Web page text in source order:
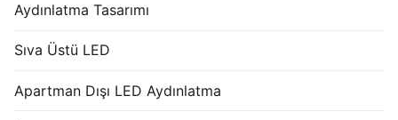
Aydınlatma Tasarımı
Sıva Üstü LED
Apartman Dışı LED Aydınlatma